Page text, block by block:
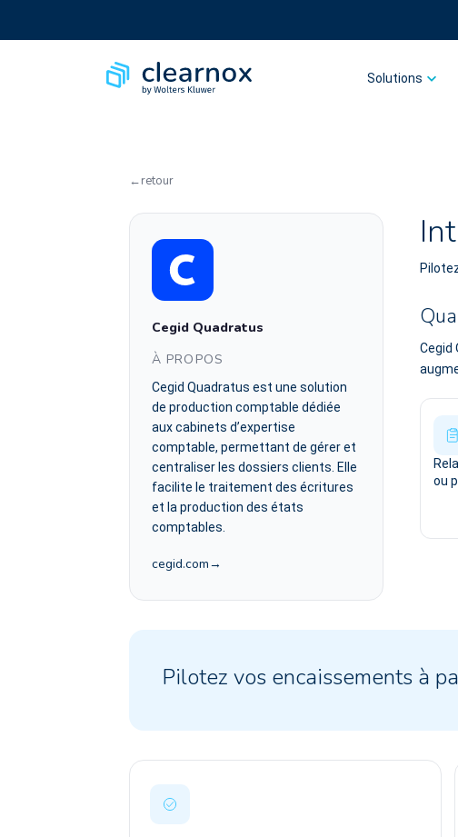
Solutions
retour
Cegid Quadratus
À PROPOS
Cegid Quadratus est une solution
de production comptable dédiée
aux cabinets d’expertise
comptable, permettant de gérer et
centraliser les dossiers clients. Elle
facilite le traitement des écritures
et la production des états
comptables.
cegid.com
Cegid
ou
Pilotez vos encaissements à